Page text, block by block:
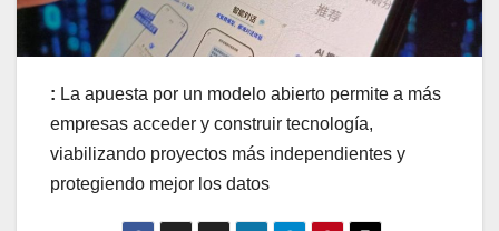
: La apuesta por un modelo abierto permite a más
empresas acceder y construir tecnología,
viabilizando proyectos más independientes y
protegiendo mejor los datos